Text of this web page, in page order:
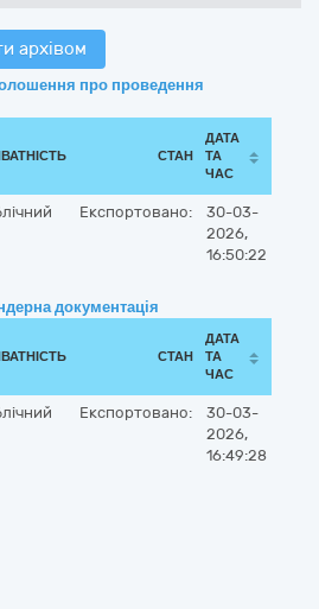
архівом
про проведення
СТАН
ДАТА
ТА
ЧАС
Експортовано:
30-03-
2026,
16:50:22
документація
СТАН
ДАТА
ТА
ЧАС
Експортовано:
30-03-
2026,
16:49:28